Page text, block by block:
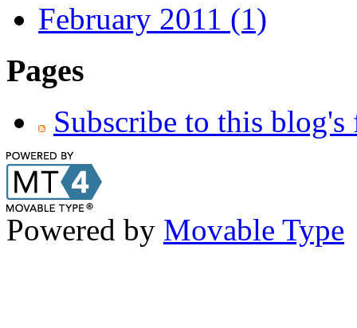
February 2011 (1)
Pages
Subscribe to this blog's
Powered by Movable Type